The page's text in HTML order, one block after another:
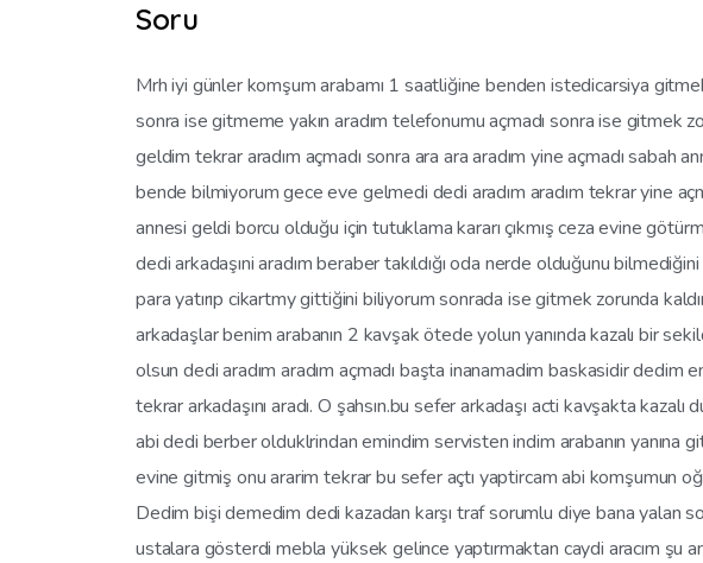
Soru
Mrh iyi günler komşum arabamı 1 saatliğine benden istedicarsiya
sonra ise gitmeme yakın aradım telefonumu açmadı sonra ise gitmek
geldim tekrar aradım açmadı sonra ara ara aradım yine açmadı sabah
bende bilmiyorum gece eve gelmedi dedi aradım aradım tekrar yine
annesi geldi borcu olduğu için tutuklama kararı çıkmış ceza evine
dedi arkadaşıni aradım beraber takıldığı oda nerde olduğunu
para yatırıp cikartmy gittiğini biliyorum sonrada ise gitmek zorunda
arkadaşlar benim arabanın 2 kavşak ötede yolun yanında kazalı bir
olsun dedi aradım aradım açmadı başta inanamadim baskasidir dedim
tekrar arkadaşını aradı. O şahsın.bu sefer arkadaşı acti kavşakta
abi dedi berber olduklrindan emindim servisten indim arabanın yanına
evine gitmiş onu ararim tekrar bu sefer açtı yaptircam abi komşumun
Dedim bişi demedim dedi kazadan karşı traf sorumlu diye bana yalan
ustalara gösterdi mebla yüksek gelince yaptırmaktan caydi aracım şu